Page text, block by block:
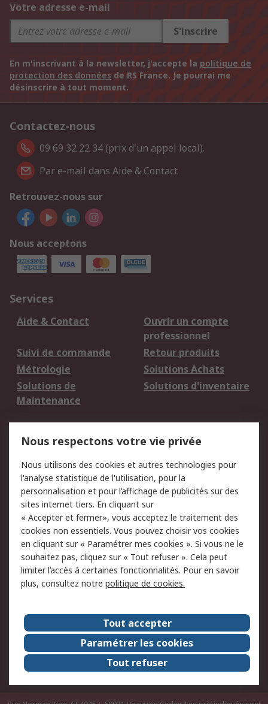
Votre adresse e-mail
S'inscrire
En m'inscrivant à la newsletter, j'accepte la politique de
protection des données de RS France. Je pourrai me
désinscrire à tout moment.
Contactez-nous
09 69 32 22 34 (prix d'un appel local).
Par e-mail dans Aide & Contact
Retrouvez-nous sur
Nous acceptons
Services
Aide & Contact
Ouvrir un compte
professionnel
Suivi de commande
Retour produits
Métrologie
Solutions Achats
Solutions de
Maintenance
Solutions d'inventaire
du site
Politique de protection
des données - Mise à
jour
Sécurité des E-mails
Conditions générales
de vente
Politique anti-
corruption
Campagnes marketing
A propos de RS
A propos de RS France
Evénements
Le groupe RS Group Plc
Presse
RS dans le monde
Démarche RSE
Nous rejoindre
RS Particuliers
Nous respectons votre vie privée
Nous utilisons des cookies et autres technologies pour
l'analyse statistique de l'utilisation, pour la
personnalisation et pour l’affichage de publicités sur des
sites internet tiers. En cliquant sur
« Accepter et fermer», vous acceptez le traitement des
cookies non essentiels. Vous pouvez choisir vos cookies
en cliquant sur « Paramétrer mes cookies ». Si vous ne le
souhaitez pas, cliquez sur « Tout refuser ». Cela peut
limiter l’accès à certaines fonctionnalités. Pour en savoir
plus, consultez notre politique de cookies.
Tout accepter
Paramétrer les cookies
Tout refuser